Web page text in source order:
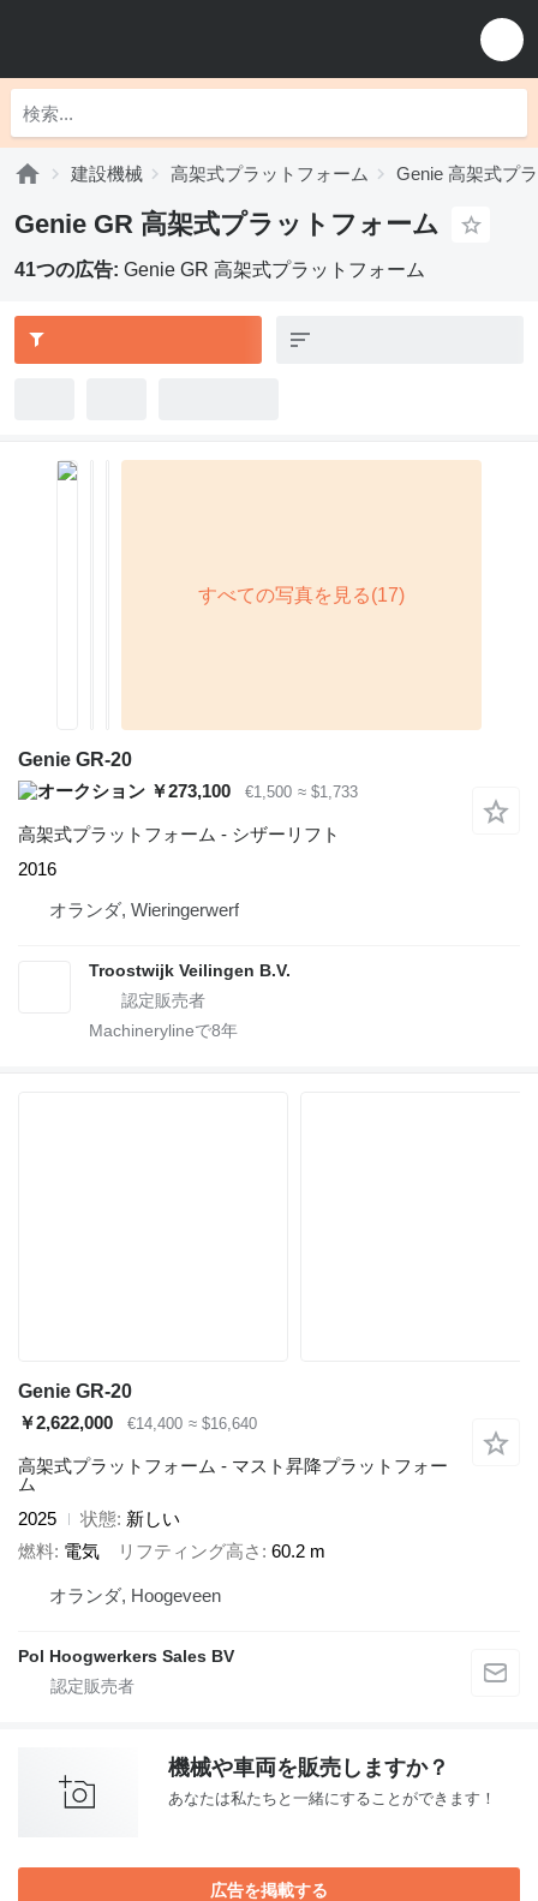
建設機械 高架式プラットフォーム Genie 高架式プ
Genie GR 高架式プラットフォーム
41つの広告: Genie GR 高架式プラットフォーム
Genie GR-20
￥273,100
€1,500 ≈ $1,733
高架式プラットフォーム - シザーリフト
2016
オランダ, Wieringerwerf
Troostwijk Veilingen B.V.
Machinerylineで8年
Genie GR-20
￥2,622,000
€14,400 ≈ $16,640
高架式プラットフォーム - マスト昇降プラットフォー
ム
2025
状態 新しい
燃料 電気 リフティング高さ 60.2 m
オランダ, Hoogeveen
Pol Hoogwerkers Sales BV
機械や車両を販売しますか？
あなたは私たちと一緒にすることができます！
広告を掲載する